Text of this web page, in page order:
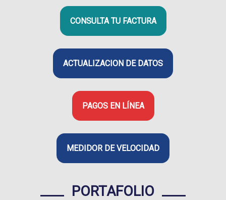
CONSULTA TU FACTURA
ACTUALIZACION DE DATOS
PAGOS EN LÍNEA
MEDIDOR DE VELOCIDAD
PORTAFOLIO